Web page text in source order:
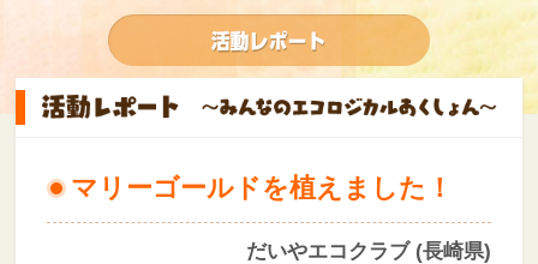
マリーゴールドを植えました！
だいやエコクラブ (長崎県)